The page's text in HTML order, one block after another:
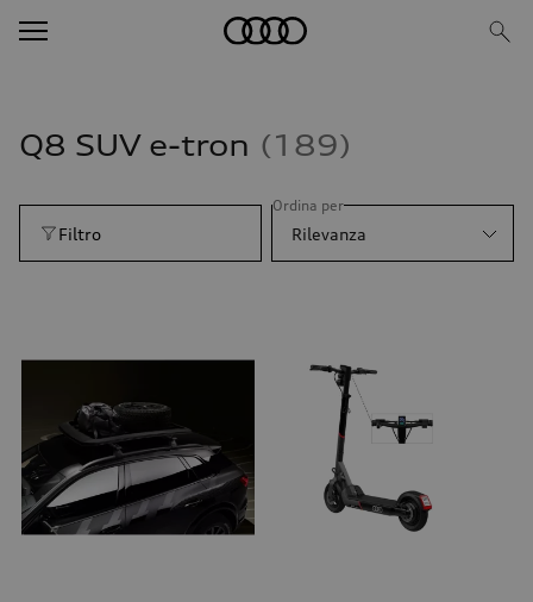
Q8 SUV e-tron 189
Filtro
Ordina per
Rilevanza